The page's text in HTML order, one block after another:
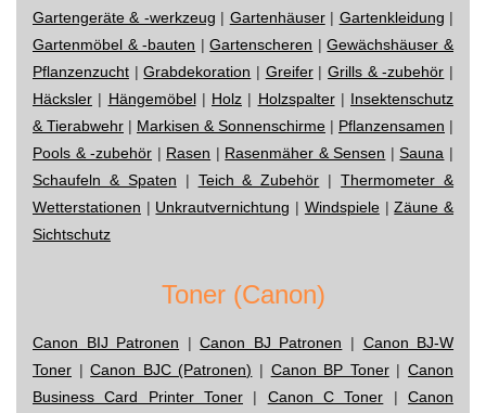
Gartengeräte & -werkzeug | Gartenhäuser| Gartenkleidung |
Gartenmöbel & -bauten |Gartenscheren |Gewächshäuser &
Pflanzenzucht |Grabdekoration | Greifer|Grills & -zubehör |
Häcksler | Hängemöbel| Holz | Holzspalter| Insektenschutz
& Tierabwehr | Markisen & Sonnenschirme | Pflanzensamen |
Pools & -zubehör | Rasen | Rasenmäher & Sensen |Sauna |
Schaufeln & Spaten | Teich & Zubehör |Thermometer &
Wetterstationen | Unkrautvernichtung | Windspiele|Zäune &
Sichtschutz
Toner (Canon)
Canon BIJ Patronen |Canon BJ Patronen | Canon BJ-W
Toner |Canon BJC (Patronen) | Canon BP Toner|Canon
Business Card Printer Toner | Canon C Toner |Canon